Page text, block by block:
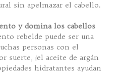
sin apelmazar el cabello.
y domina los cabellos
rebelde puede ser una
personas con el
suerte, ¡el aceite de argán
hidratantes ayudan